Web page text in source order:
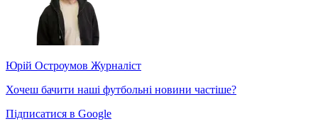
Юрій Остроумов Журналіст
Хочеш бачити наші футбольні новини частіше?
Підписатися в Google